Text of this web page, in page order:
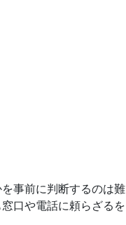
事前に判断するのは難
口や電話に頼らざるを